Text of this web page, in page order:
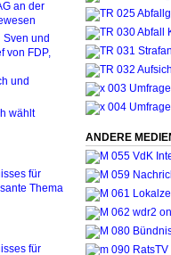
an der
Sven und
von FDP,
und
wählt
für
Thema
für
ANDERE